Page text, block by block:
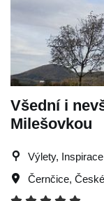
Všední i
Milešovkou
Výlety,
Černčice,